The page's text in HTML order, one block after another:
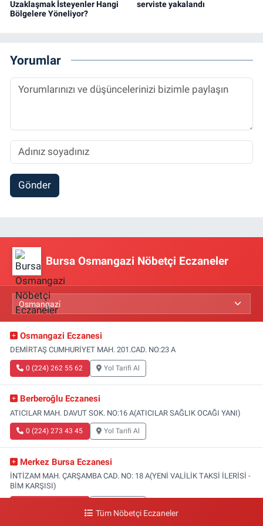
Uzaklaşmak İsteyenler Hangi
Bölgelere Yöneliyor?
serviste yakalandı
Yorumlar
Gönder
Bursa Osmangazi Nöbetçi Eczaneler
Osmangazi Eczanesi
DEMİRTAŞ CUMHURİYET MAH. 201.CAD. NO:23 A
0 (224) 262 55 62 Yol Tarifi Al
Berberoğlu Eczanesi
ATICILAR MAH. DAVUT SOK. NO:16 A(ATICILAR SAĞLIK OCAĞI YANI)
0 (224) 273 43 45 Yol Tarifi Al
Merkez Bursa Eczanesi
İNTİZAM MAH. ÇARŞAMBA CAD. NO: 18 A(YENİ VALİLİK TAKSİ İLERİSİ -
BİM KARŞISI)
Tüm Nöbetçi Eczaneler